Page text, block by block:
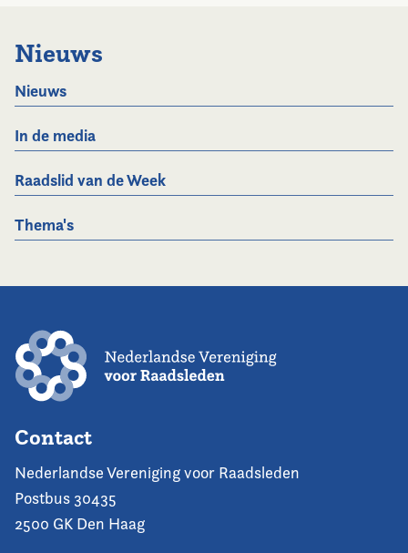
Nieuws
Nieuws
In de media
Raadslid van de Week
Thema's
Contact
Nederlandse Vereniging voor Raadsleden
Postbus 30435
2500 GK Den Haag